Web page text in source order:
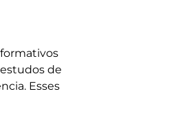
de
Esses